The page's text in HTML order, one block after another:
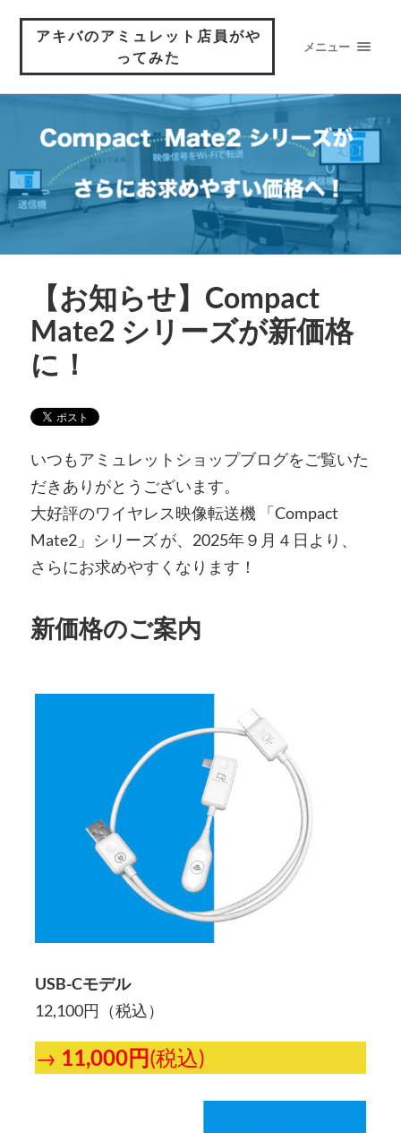
アキバのアミュレット店員がや
ってみた
メニュー
【お知らせ】Compact
Mate2 シリーズが新価格
に！
いつもアミュレットショップブログをご覧いた
だきありがとうございます。
大好評のワイヤレス映像転送機 「Compact
Mate2」シリーズ が、2025年９月４日より、
さらにお求めやすくなります！
新価格のご案内
USB-Cモデル
12,100円（税込）
→ 11,000円(税込)